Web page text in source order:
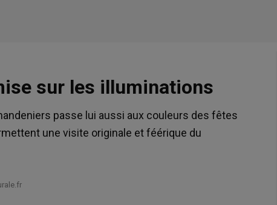
sur les illuminations
passe lui aussi aux couleurs des fêtes
une visite originale et féérique du